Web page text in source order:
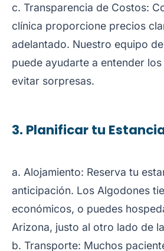
c. Transparencia de Costos:
clínica proporcione precios
adelantado. Nuestro equipo
puede ayudarte a entender
evitar sorpresas.
3. Planificar tu
a. Alojamiento: Reserva tu
anticipación. Los Algodones
económicos, o puedes
Arizona, justo al otro lado de
b. Transporte: Muchos